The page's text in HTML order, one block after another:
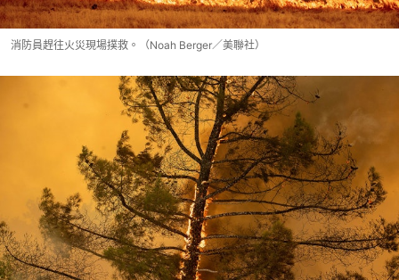
消防員趕往火災現場撲救。（Noah Berger／美聯社）